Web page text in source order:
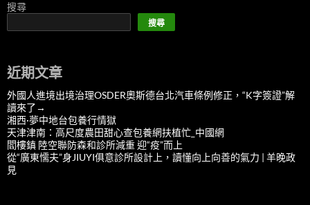
搜尋
搜尋
近期文章
外國人進境出境治理OSDER奧斯德台北汽車條例修正，“K字簽證”解
讀來了→
湘西·夢中地台包養行情獄
天津津南：高尺度農田甜心查包養網扶植忙_中國網
閻樓鎮 陸空聯防森和診所減重 迎“疫”而上
從“廣東懦夫”身JIUYI俱意診所設計上，讀懂向上向善的氣力 | 羊晚政
見